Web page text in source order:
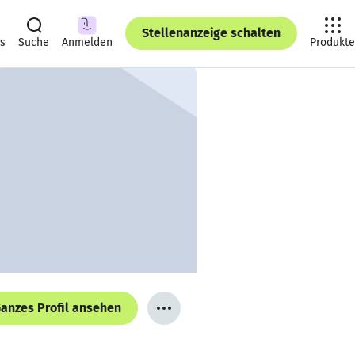
Suche Anmelden
Stellenanzeige schalten
Produkte
Profil ansehen